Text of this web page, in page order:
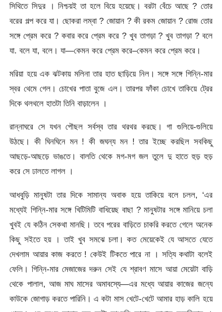
সিথিতে সিদুর । নিশ্চয়ই তা হলে বিয়ে হয়েছে। বরটা বেঁচে আছে ? তোর
বরের গল্প করে যা। ছোকরা লম্বা ? জোয়ান ? কী রকম জোয়ান ? রোজ তোর
সঙ্গে প্রেম করে ? কবার করে প্রেম করে ? খুব তাগড়া ? খুব তাগড়া ? বলে
যা. বলে যা, বলে। যা—কেমন করে প্রেম করে–কেমন করে প্রেম করে।
মরিয়া হয়ে এক ঝটকায় মলিনা তার হাত ছাড়িয়ে নিল। সঙ্গে সঙ্গে গিন্নি-মার
স্বর থেমে গেল। চোখের পাতা বুজে এল। তারপর ফাঁকা চোখে তাকিয়ে ট্রের
দিকে থলথলে হাতটা তিনি বাড়ালেন ।
রান্নাঘরে সে যখন পৌছল সর্বস্ব তার থরথর করছে। গা গুলিয়ে-গুলিয়ে
উঠছে। কী ঘিনঘিনে মন ! কী জঘন্য মন ! তার ইচ্ছে করছিল সবকিছু
আছড়ে-আছড়ে ভাঙতে। বালতি থেকে মগ-মগ জল তুলে দু হাতে হুড় হুড়
করে সে ঢালতে লাগল ।
আধবুড়ি মানুষটা তার দিকে সামান্য অবাক হয়ে তাকিয়ে বলে চলল, ‘এর
মধ্যেই গিন্নি-মার সঙ্গে খিটিমিটি বাধিয়েছ বাছা ? মানুষটার সঙ্গে মানিয়ে চলা
খুবই যে কঠিন সেকথা মানছি। তবে পরের বাড়িতে চাকরি করতে গেলে অনেক
কিছু সইতে হয় । তাই খুব সমঝে চলা। কত মেয়েকেই যে আসতে যেতে
দেখলাম আয়ার কাজ করতে ! কেউই টিকতে পারে না । সত্যি কথাটা বলেই
ফেলি। গিন্নি-মার মেজাজের দরুন সেই যে শ্রাবণ মাসে আয়া মেয়েটা বাড়ি
থেকে পালাল, আজ মাঘ মাসের অমাবস্যে—এর মধ্যে আয়ার কাজের জন্যে
কাউকে জোগাড় করতে পারিনি। এ কটা মাস খেটে-খেটে আমার হাড় কালি হয়ে